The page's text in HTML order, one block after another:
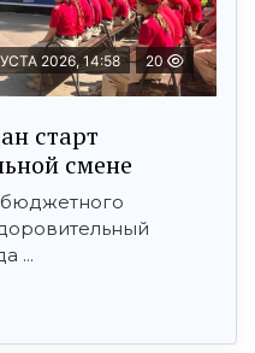
2026, 14:58 20
старт
смене
...